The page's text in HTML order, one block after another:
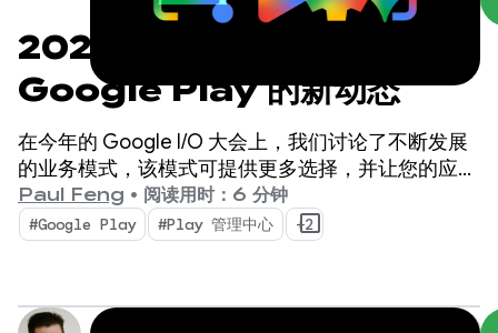
2026 年 I/O 大会：
Google Play 的新动态
在今年的 Google I/O 大会上，我们讨论了不断发展
的业务模式，该模式可提供更多选择，并让您的应用
和内容能够通过应用商店内外的各种新方式被用户发
现。我们还推出了高级工具和数据分析，可帮助您降
低复杂度并拓展业务。
Paul Feng • 阅读用时：6 分钟
#Google Play #Play 管理中心 +2